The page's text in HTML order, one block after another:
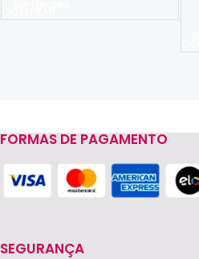
Read more
FORMAS DE PAGAMENTO
SEGURANÇA